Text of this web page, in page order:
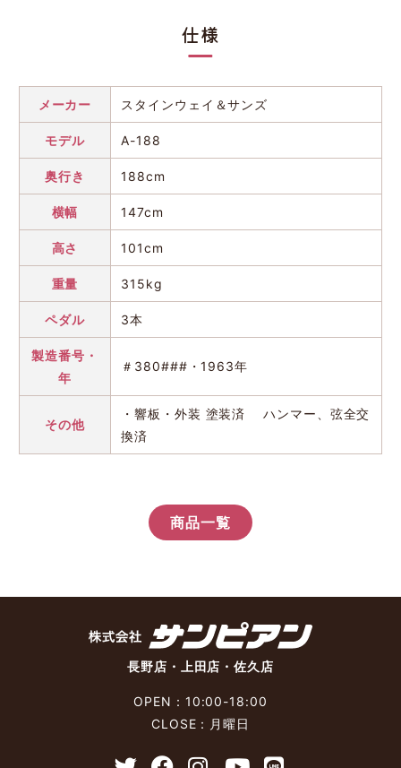
仕様
メーカー スタインウェイ＆サンズ
モデル A-188
奥行き 188cm
横幅 147cm
高さ 101cm
重量 315kg
ペダル 3本
製造番号・
年
＃380###・1963年
その他
・響板・外装 塗装済 ハンマー、弦全交
換済
商品一覧
長野店・上田店・佐久店
OPEN：10:00-18:00
CLOSE：月曜日